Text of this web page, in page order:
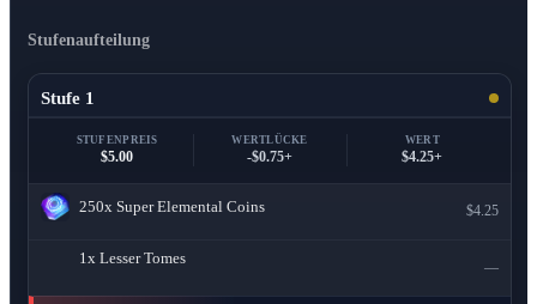
Stufenaufteilung
Stufe 1
STUFENPREIS
$5.00
WERTLÜCKE
-$0.75+
WERT
$4.25+
250x Super Elemental Coins $4.25
1x Lesser Tomes
—